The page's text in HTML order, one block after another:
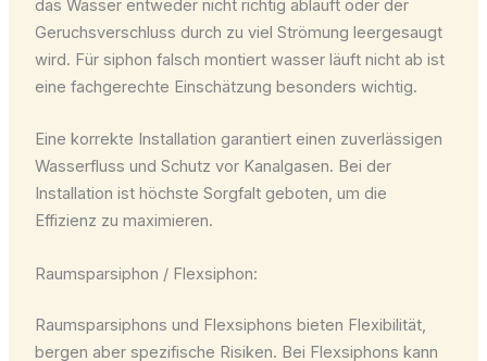
das Wasser entweder nicht richtig abläuft oder der
Geruchsverschluss durch zu viel Strömung leergesaugt
wird. Für siphon falsch montiert wasser läuft nicht ab ist
eine fachgerechte Einschätzung besonders wichtig.
Eine korrekte Installation garantiert einen zuverlässigen
Wasserfluss und Schutz vor Kanalgasen. Bei der
Installation ist höchste Sorgfalt geboten, um die
Effizienz zu maximieren.
Raumsparsiphon / Flexsiphon:
Raumsparsiphons und Flexsiphons bieten Flexibilität,
bergen aber spezifische Risiken. Bei Flexsiphons kann